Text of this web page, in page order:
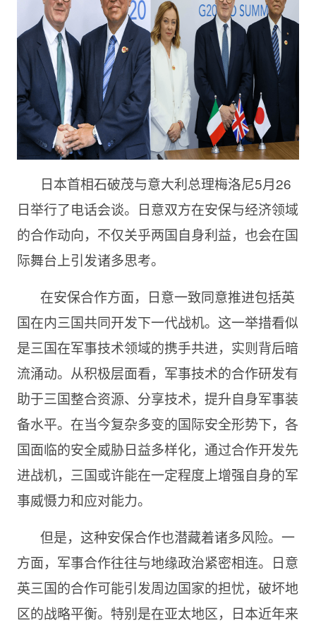
日本首相石破茂与意大利总理梅洛尼5月26
日举行了电话会谈。日意双方在安保与经济领域
的合作动向，不仅关乎两国自身利益，也会在国
际舞台上引发诸多思考。
在安保合作方面，日意一致同意推进包括英
国在内三国共同开发下一代战机。这一举措看似
是三国在军事技术领域的携手共进，实则背后暗
流涌动。从积极层面看，军事技术的合作研发有
助于三国整合资源、分享技术，提升自身军事装
备水平。在当今复杂多变的国际安全形势下，各
国面临的安全威胁日益多样化，通过合作开发先
进战机，三国或许能在一定程度上增强自身的军
事威慑力和应对能力。
但是，这种安保合作也潜藏着诸多风险。一
方面，军事合作往往与地缘政治紧密相连。日意
英三国的合作可能引发周边国家的担忧，破坏地
区的战略平衡。特别是在亚太地区，日本近年来